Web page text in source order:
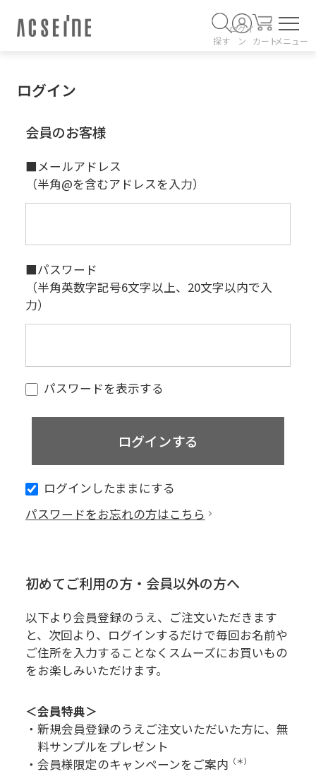
探す
ログイ
ン
カートメニュー
ログイン
会員のお客様
■メールアドレス
（半角@を含むアドレスを入力）
■パスワード
（半角英数字記号6文字以上、20文字以内で入
力）
パスワードを表示する
ログインしたままにする
パスワードをお忘れの方はこちら
初めてご利用の方・会員以外の方へ
以下より会員登録のうえ、ご注文いただきます
と、次回より、 ログインするだけで毎回お名前や
ご住所を入力することなく スムーズにお買いもの
をお楽しみいただけます。
＜会員特典＞
・新規会員登録のうえご注文いただいた方に、無
料サンプルをプレゼント
・会員様限定のキャンペーンをご案内 （＊）